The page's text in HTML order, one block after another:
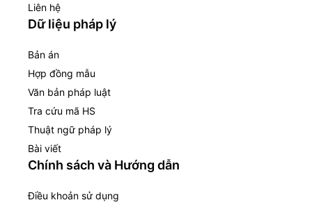
Liên hệ
Dữ liệu pháp lý
Bản án
Hợp đồng mẫu
Văn bản pháp luật
Tra cứu mã HS
Thuật ngữ pháp lý
Bài viết
Chính sách và Hướng dẫn
Điều khoản sử dụng